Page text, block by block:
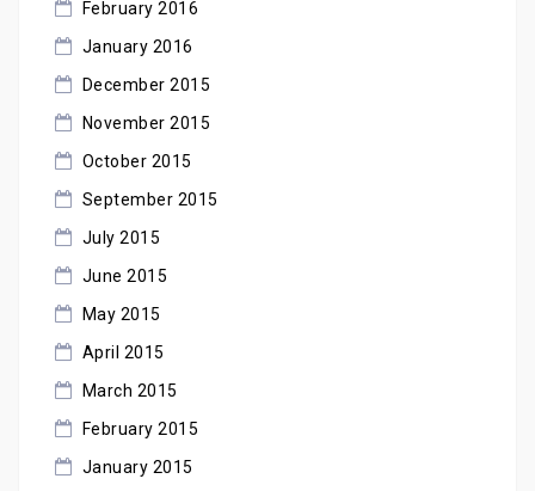
February 2016
January 2016
December 2015
November 2015
October 2015
September 2015
July 2015
June 2015
May 2015
April 2015
March 2015
February 2015
January 2015